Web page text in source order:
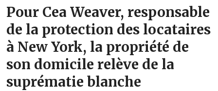
Pour Cea Weaver, responsable
de la protection des locataires
à New York, la propriété de
son domicile relève de la
suprématie blanche